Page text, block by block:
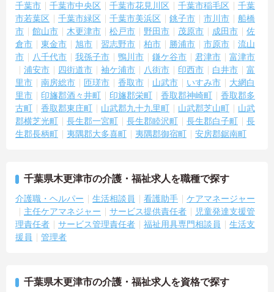
千葉市 千葉市中央区 千葉市花見川区 千葉市稲毛区
千葉
市若葉区
千葉市緑区 千葉市美浜区 銚子市 市川市
船橋
市
館山市 木更津市 松戸市 野田市 茂原市 成田市
佐
倉市
東金市 旭市 習志野市 柏市 勝浦市 市原市
流山
市
八千代市 我孫子市 鴨川市 鎌ケ谷市 君津市
富津市
浦安市
四街道市 袖ケ浦市 八街市 印西市 白井市
富
里市
南房総市 匝瑳市 香取市 山武市 いすみ市
大網白
里市
印旛郡酒々井町 印旛郡栄町 香取郡神崎町
香取郡多
古町
香取郡東庄町 山武郡九十九里町 山武郡芝山町
山武
郡横芝光町
長生郡一宮町 長生郡睦沢町 長生郡白子町
長
生郡長柄町
夷隅郡大多喜町 夷隅郡御宿町 安房郡鋸南町
千葉県木更津市の介護・福祉求人を職種で探す
介護職・ヘルパー 生活相談員 看護助手
ケアマネージャー
主任ケアマネジャー
サービス提供責任者
児童発達支援管
理責任者
サービス管理責任者 福祉用具専門相談員
生活支
援員
管理者
千葉県木更津市の介護・福祉求人を資格で探す